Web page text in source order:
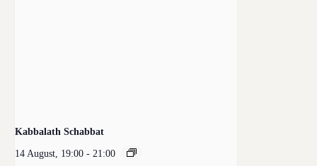
Kabbalath Schabbat
14 August, 19:00 - 21:00